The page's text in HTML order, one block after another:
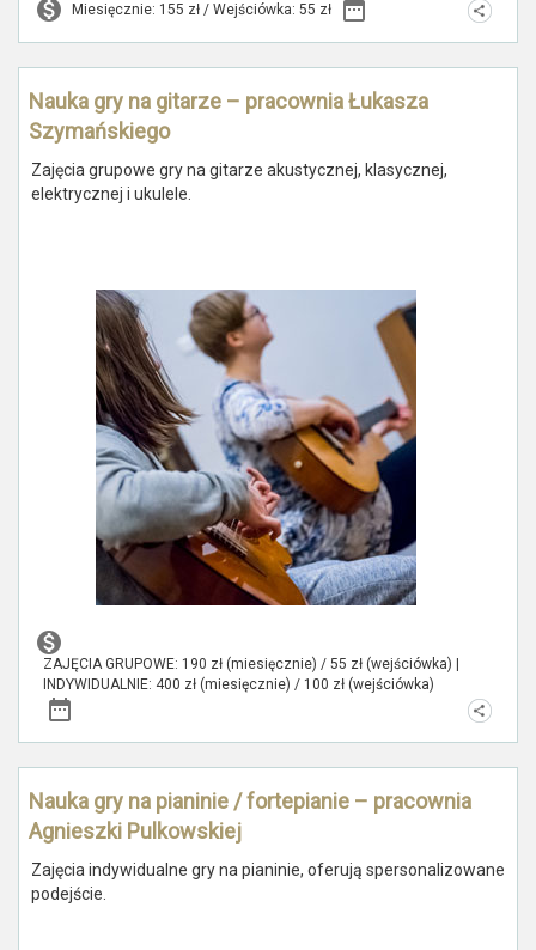
Miesięcznie: 155 zł / Wejściówka: 55 zł
Nauka gry na gitarze – pracownia Łukasza
Szymańskiego
Zajęcia grupowe gry na gitarze akustycznej, klasycznej,
elektrycznej i ukulele.
ZAJĘCIA GRUPOWE: 190 zł (miesięcznie) / 55 zł (wejściówka) |
INDYWIDUALNIE: 400 zł (miesięcznie) / 100 zł (wejściówka)
Nauka gry na pianinie / fortepianie – pracownia
Agnieszki Pulkowskiej
Zajęcia indywidualne gry na pianinie, oferują spersonalizowane
podejście.